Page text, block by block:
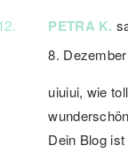
PETRA K.
8.
uiuiui, wie
Dein Blog